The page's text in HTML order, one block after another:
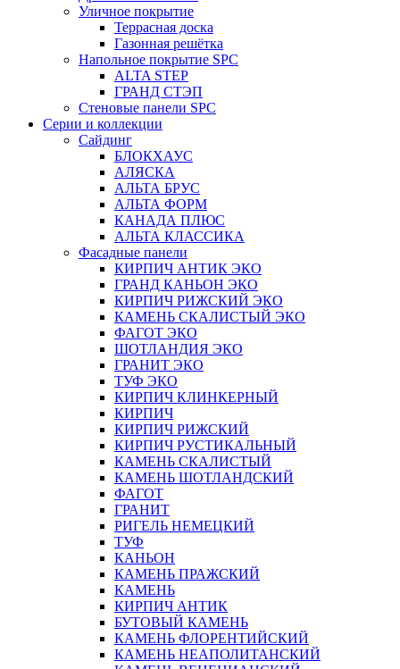
Уличное покрытие
Террасная доска
Газонная решётка
Напольное покрытие SPC
ALTA STEP
ГРАНД СТЭП
Стеновые панели SPC
Серии и коллекции
Сайдинг
БЛОКХАУС
АЛЯСКА
АЛЬТА БРУС
АЛЬТА ФОРМ
КАНАДА ПЛЮС
АЛЬТА КЛАССИКА
Фасадные панели
КИРПИЧ АНТИК ЭКО
ГРАНД КАНЬОН ЭКО
КИРПИЧ РИЖСКИЙ ЭКО
КАМЕНЬ СКАЛИСТЫЙ ЭКО
ФАГОТ ЭКО
ШОТЛАНДИЯ ЭКО
ГРАНИТ ЭКО
ТУФ ЭКО
КИРПИЧ КЛИНКЕРНЫЙ
КИРПИЧ
КИРПИЧ РИЖСКИЙ
КИРПИЧ РУСТИКАЛЬНЫЙ
КАМЕНЬ СКАЛИСТЫЙ
КАМЕНЬ ШОТЛАНДСКИЙ
ФАГОТ
ГРАНИТ
РИГЕЛЬ НЕМЕЦКИЙ
ТУФ
КАНЬОН
КАМЕНЬ ПРАЖСКИЙ
КАМЕНЬ
КИРПИЧ АНТИК
БУТОВЫЙ КАМЕНЬ
КАМЕНЬ ФЛОРЕНТИЙСКИЙ
КАМЕНЬ НЕАПОЛИТАНСКИЙ